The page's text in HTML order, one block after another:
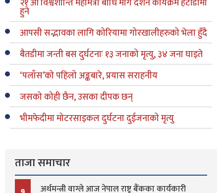
२१ औँ विश्वशान्ति महामैत्री बोधि मार्ग दर्शन कार्यक्रम हेटौंडामा
हुने
आपसी सद्भावका लागि कोरियामा गोरखालीहरुको भेला हुँदै
बैतडीमा जन्ती बस दुर्घटनाः १३ जनाको मृत्यु, ३४ जना घाइते
‘पलाँस’को पहिलो अङ्कबारे, प्रयास सराहनीय
जसको कोही छैन, उसका दीपक छन्
भीमफेदीमा मोटरसाइकल दुर्घटना दुईजनाको मृत्यु
ताजा समाचार
अर्थमन्त्री वाग्ले आज नेपाल राष्ट्र बैंकका कार्यकारी